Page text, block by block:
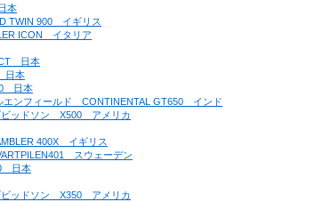
本
TWIN 900　イギリス
ICON　イタリア
　日本
日本
　日本
ンフィールド　CONTINENTAL GT650　インド
ッドソン　X500　アメリカ
400X　イギリス
　スウェーデン
日本
ッドソン　X350　アメリカ